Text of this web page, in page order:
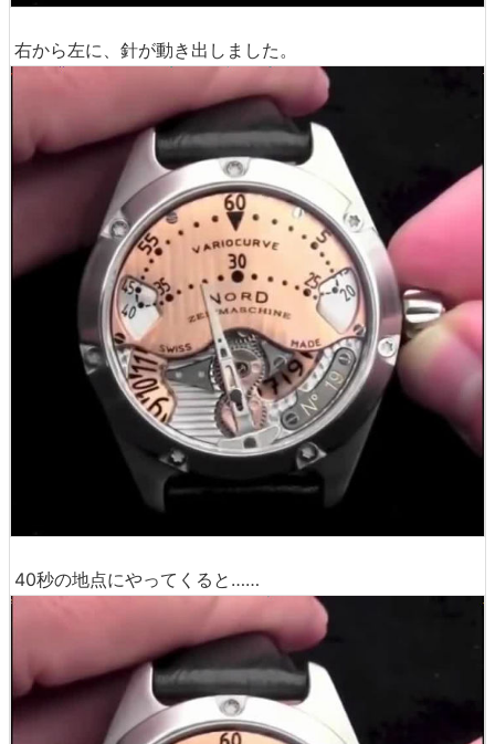
右から左に、針が動き出しました。
40秒の地点にやってくると……